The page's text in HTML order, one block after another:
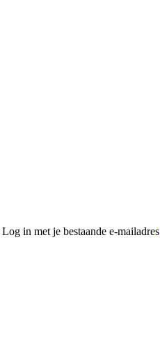
in met je bestaande e-mailadres